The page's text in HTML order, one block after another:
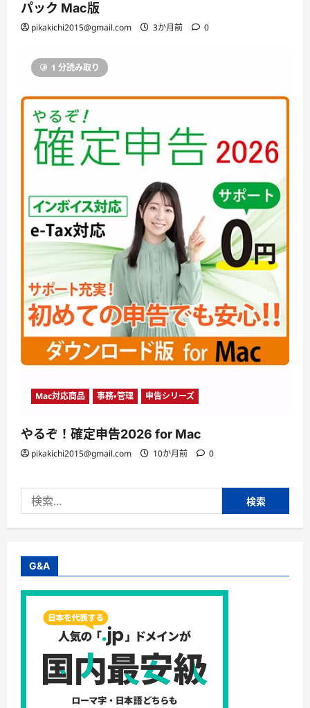
パック Mac版
pikakichi2015@gmail.com 3か月前 0
1 分読み取り
Mac対応商品 事務・管理 申告シリーズ
やるぞ！確定申告2026 for Mac
pikakichi2015@gmail.com 10か月前 0
索:
G&A